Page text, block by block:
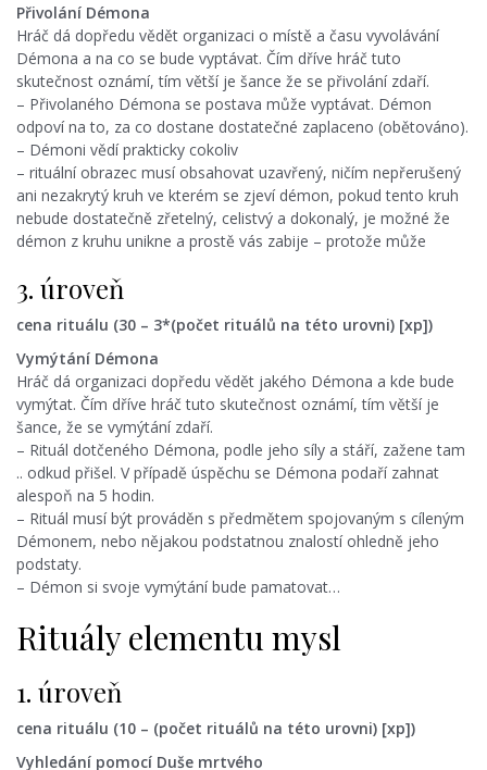
Přivolání Démona
Hráč dá dopředu vědět organizaci o místě a času vyvolávání
Démona a na co se bude vyptávat. Čím dříve hráč tuto
skutečnost oznámí, tím větší je šance že se přivolání zdaří.
– Přivolaného Démona se postava může vyptávat. Démon
odpoví na to, za co dostane dostatečné zaplaceno (obětováno).
– Démoni vědí prakticky cokoliv
– rituální obrazec musí obsahovat uzavřený, ničím nepřerušený
ani nezakrytý kruh ve kterém se zjeví démon, pokud tento kruh
nebude dostatečně zřetelný, celistvý a dokonalý, je možné že
démon z kruhu unikne a prostě vás zabije – protože může
3. úroveň
cena rituálu (30 – 3*(počet rituálů na této urovni) [xp])
Vymýtání Démona
Hráč dá organizaci dopředu vědět jakého Démona a kde bude
vymýtat. Čím dříve hráč tuto skutečnost oznámí, tím větší je
šance, že se vymýtání zdaří.
– Rituál dotčeného Démona, podle jeho síly a stáří, zažene tam
.. odkud přišel. V případě úspěchu se Démona podaří zahnat
alespoň na 5 hodin.
– Rituál musí být prováděn s předmětem spojovaným s cíleným
Démonem, nebo nějakou podstatnou znalostí ohledně jeho
podstaty.
– Démon si svoje vymýtání bude pamatovat…
Rituály elementu mysl
1. úroveň
cena rituálu (10 – (počet rituálů na této urovni) [xp])
Vyhledání pomocí Duše mrtvého